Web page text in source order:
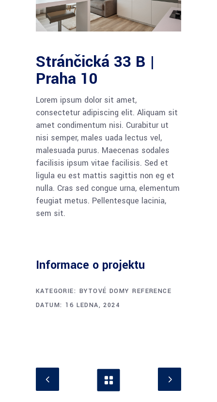
Stránčická 33 B |
Praha 10
Lorem ipsum dolor sit amet,
consectetur adipiscing elit. Aliquam sit
amet condimentum nisi. Curabitur ut
nisi semper, males uada lectus vel,
malesuada purus. Maecenas sodales
facilisis ipsum vitae facilisis. Sed et
ligula eu est mattis sagittis non eg et
nulla. Cras sed congue urna, elementum
feugiat metus. Pellentesque lacinia,
sem sit.
Informace o projektu
KATEGORIE: BYTOVÉ DOMY REFERENCE
DATUM: 16 LEDNA, 2024